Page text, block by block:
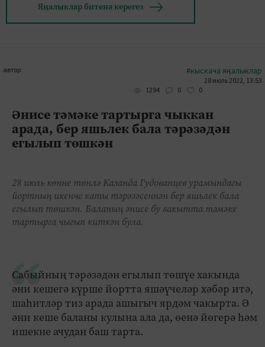
Яңалыклар битенә керегез
автор #кыскача яңалыклар
28 июль 2022, 13:53
1294
0 0
Әнисе тәмәке тартырга чыккан
арада, бер яшьлек бала тәрәзәдән
егылып төшкән
28 июль көнне төнлә Казанда Гудованцев урамындагы
йортның икенче каты тәрәзәсеннән бер яшьлек бала
егылып төшкән. Баланың әнисе бу вакытта тәмәке
тартырга чыгып киткән була.
Сабыйның тәрәзәдән егылып төшүе хакында
әни кешегә күрше йортта яшәүчеләр хәбәр итә,
шаһитләр тиз арада ашыгыч ярдәм чакырта. Ә
әни кеше баланы кулына ала да, өенә йөгерә һәм
ишекне ачудан баш тарта.